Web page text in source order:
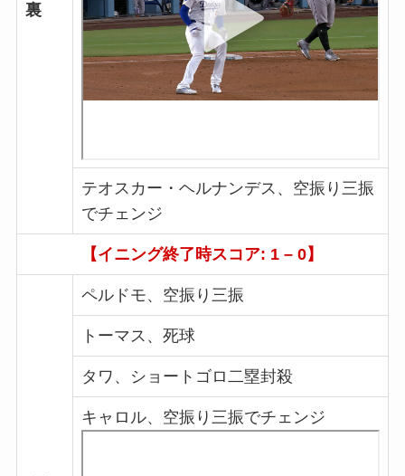
裏
テオスカー・ヘルナンデス、空振り三振
でチェンジ
【イニング終了時スコア: 1 – 0】
ペルドモ、空振り三振
トーマス、死球
タワ、ショートゴロ二塁封殺
キャロル、空振り三振でチェンジ